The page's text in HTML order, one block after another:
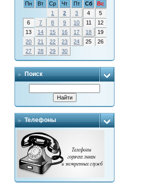
Пн
Вт Ср Чт Пт Сб
Вс
1
2 3 4
5
6
7 8 9 10 11
12
13
14 15 16 17 18
19
20
21 22 23 24 25
26
27
28 29 30
Поиск
Телефоны